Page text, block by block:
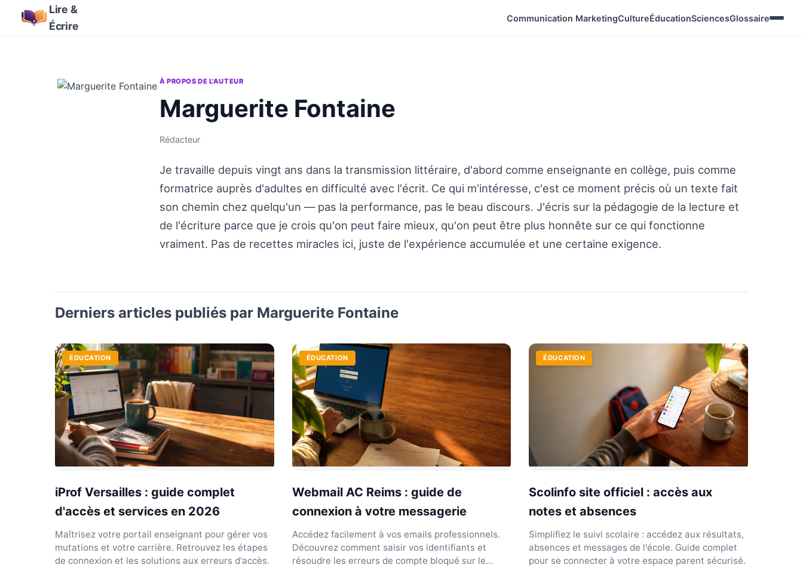
Lire &
Écrire
Communication MarketingCultureÉducationSciencesGlossaire
À PROPOS DE L'AUTEUR
Marguerite Fontaine
Rédacteur
Je travaille depuis vingt ans dans la transmission littéraire, d'abord comme enseignante en collège, puis comme
formatrice auprès d'adultes en difficulté avec l'écrit. Ce qui m'intéresse, c'est ce moment précis où un texte fait
son chemin chez quelqu'un — pas la performance, pas le beau discours. J'écris sur la pédagogie de la lecture et
de l'écriture parce que je crois qu'on peut faire mieux, qu'on peut être plus honnête sur ce qui fonctionne
vraiment. Pas de recettes miracles ici, juste de l'expérience accumulée et une certaine exigence.
Derniers articles publiés par Marguerite Fontaine
ÉDUCATION
iProf Versailles : guide complet
d'accès et services en 2026
Maîtrisez votre portail enseignant pour gérer vos
mutations et votre carrière. Retrouvez les étapes
de connexion et les solutions aux erreurs d'accès.
ÉDUCATION
Webmail AC Reims : guide de
connexion à votre messagerie
Accédez facilement à vos emails professionnels.
Découvrez comment saisir vos identifiants et
résoudre les erreurs de compte bloqué sur le
ÉDUCATION
Scolinfo site officiel : accès aux
notes et absences
Simplifiez le suivi scolaire : accédez aux résultats,
absences et messages de l'école. Guide complet
pour se connecter à votre espace parent sécurisé.